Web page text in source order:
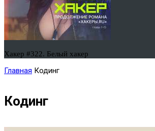
Хакер #322. Белый хакер
Главная Кодинг
Кодинг